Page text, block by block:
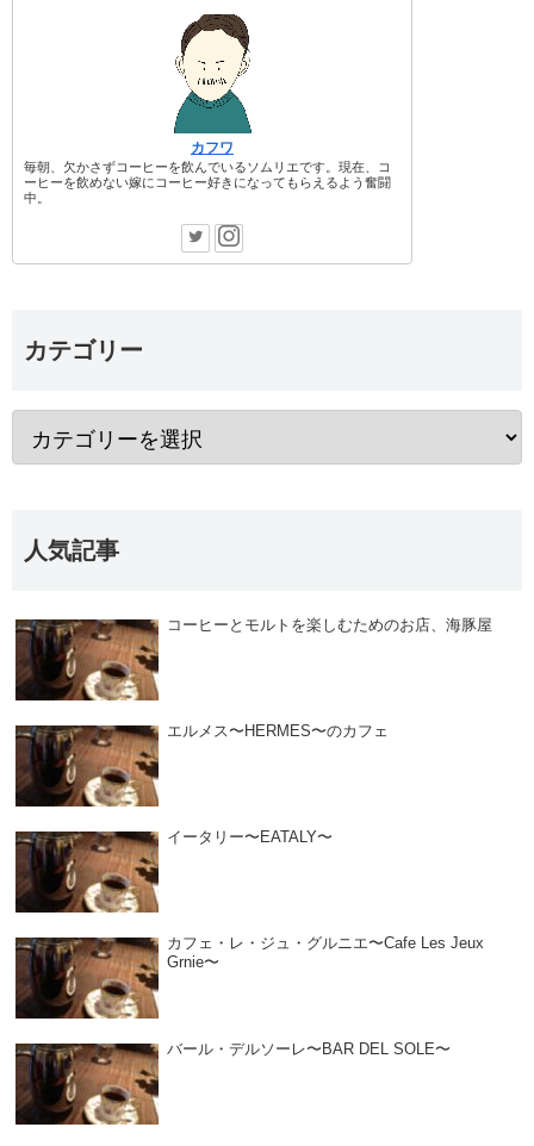
カフワ
毎朝、欠かさずコーヒーを飲んでいるソムリエです。現在、コ
ーヒーを飲めない嫁にコーヒー好きになってもらえるよう奮闘
中。
カテゴリー
人気記事
コーヒーとモルトを楽しむためのお店、海豚屋
エルメス〜HERMES〜のカフェ
イータリー〜EATALY〜
カフェ・レ・ジュ・グルニエ〜Cafe Les Jeux
Grnie〜
バール・デルソーレ〜BAR DEL SOLE〜